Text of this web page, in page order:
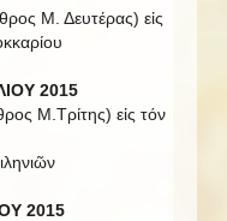
Μ. Δευτέρας) εἰς
2015
Μ.Τρίτης) εἰς τόν
2015